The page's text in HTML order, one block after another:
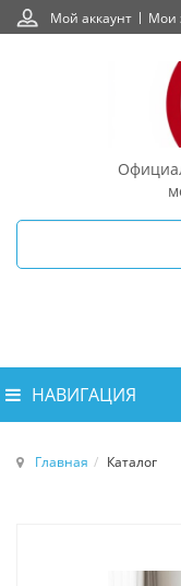
Мой аккаунт Мои
НАВИГАЦИЯ
Главная Каталог